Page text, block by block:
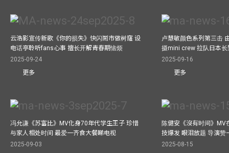
云浩影宣传新歌《你的损失》快闪鬧市做树窿 设
电话亭聆听fans心事 擅长开解青春期恼烦
2025-09-24
更多
卢慧敏颜色系列第三击
摄mini crew 拉队日本长
2025-09-16
更多
冯允谦《苏富比》MV化身70年代学生王子 珍惜
与家人相处时间 最爱一齐食大餐睇电视
2025-09-03
陈健安《沒有时间》MV
技爆发 眼泪放题 导演
2025-08-15